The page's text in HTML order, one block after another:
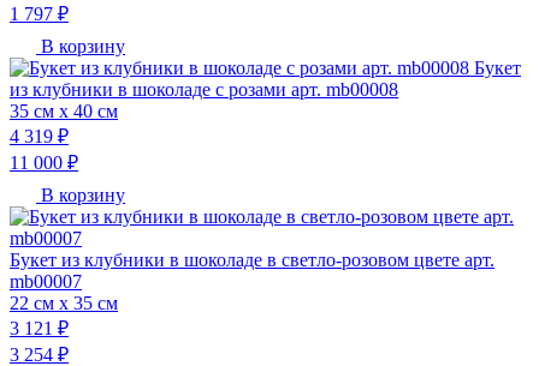
1 797 ₽
В корзину
Букет
из клубники в шоколаде с розами арт. mb00008
35 см х 40 см
4 319 ₽
11 000 ₽
В корзину
Букет из клубники в шоколаде в светло-розовом цвете арт.
mb00007
22 см х 35 см
3 121 ₽
3 254 ₽